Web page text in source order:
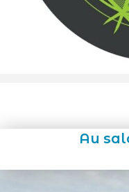
Au